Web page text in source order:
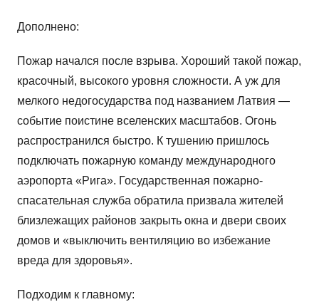
Дополнено:
Пожар начался после взрыва. Хороший такой пожар,
красочный, высокого уровня сложности. А уж для
мелкого недогосударства под названием Латвия —
событие поистине вселенских масштабов. Огонь
распространился быстро. К тушению пришлось
подключать пожарную команду международного
аэропорта «Рига». Государственная пожарно-
спасательная служба обратила призвала жителей
близлежащих районов закрыть окна и двери своих
домов и «выключить вентиляцию во избежание
вреда для здоровья».
Подходим к главному: